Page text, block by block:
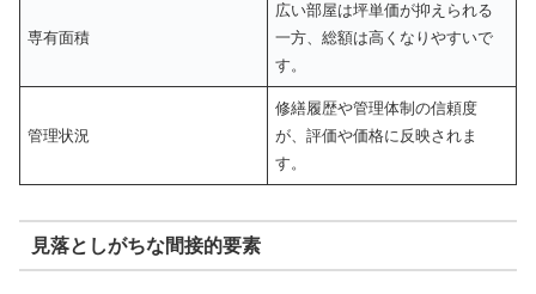
専有面積
広い部屋は坪単価が抑えられる
一方、総額は高くなりやすいで
す。
管理状況
修繕履歴や管理体制の信頼度
が、評価や価格に反映されま
す。
見落としがちな間接的要素